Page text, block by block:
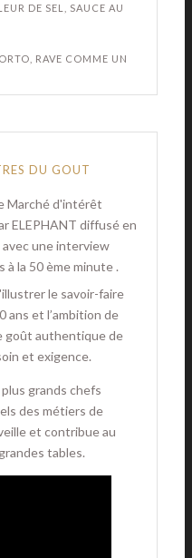
DE SEL, SAUCE AU
RAVE COMME UN
DU GOUT
Marché d'intérêt
ELEPHANT diffusé en
avec une interview
la 50 ème minute .
le savoir-faire
ans et l’ambition de
goût authentique de
et exigence.
grands chefs
des métiers de
et contribue au
tables.